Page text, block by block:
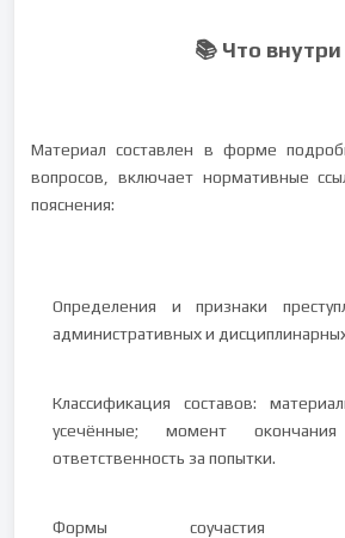
📚 Что внутри
Материал составлен в форме
вопросов, включает нормативные
пояснения:
Определения и признаки
административных и
Классификация составов:
усечённые; момент
ответственность за попытки.
Формы соучастия